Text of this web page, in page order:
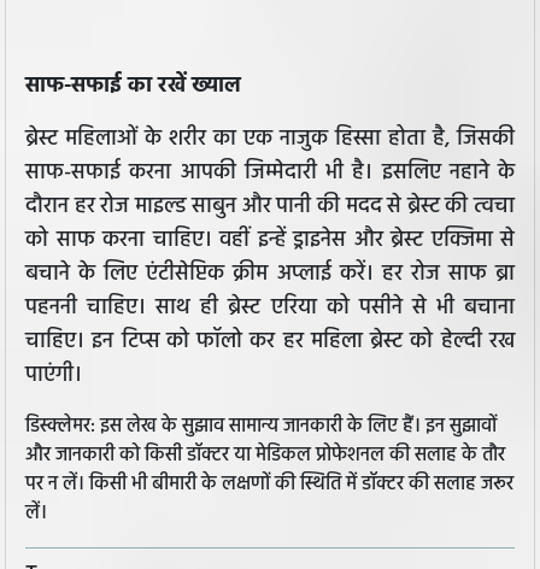
साफ-सफाई का रखें ख्याल
ब्रेस्ट महिलाओं के शरीर का एक नाजुक हिस्सा होता है, जिसकी
साफ-सफाई करना आपकी जिम्मेदारी भी है। इसलिए नहाने के
दौरान हर रोज माइल्ड साबुन और पानी की मदद से ब्रेस्ट की त्वचा
को साफ करना चाहिए। वहीं इन्हें ड्राइनेस और ब्रेस्ट एक्जिमा से
बचाने के लिए एंटीसेप्टिक क्रीम अप्लाई करें। हर रोज साफ ब्रा
पहननी चाहिए। साथ ही ब्रेस्ट एरिया को पसीने से भी बचाना
चाहिए। इन टिप्स को फॉलो कर हर महिला ब्रेस्‍ट को हेल्‍दी रख
पाएंगी।
डिस्क्लेमर: इस लेख के सुझाव सामान्य जानकारी के लिए हैं। इन सुझावों
और जानकारी को किसी डॉक्टर या मेडिकल प्रोफेशनल की सलाह के तौर
पर न लें। किसी भी बीमारी के लक्षणों की स्थिति में डॉक्टर की सलाह जरूर
लें।